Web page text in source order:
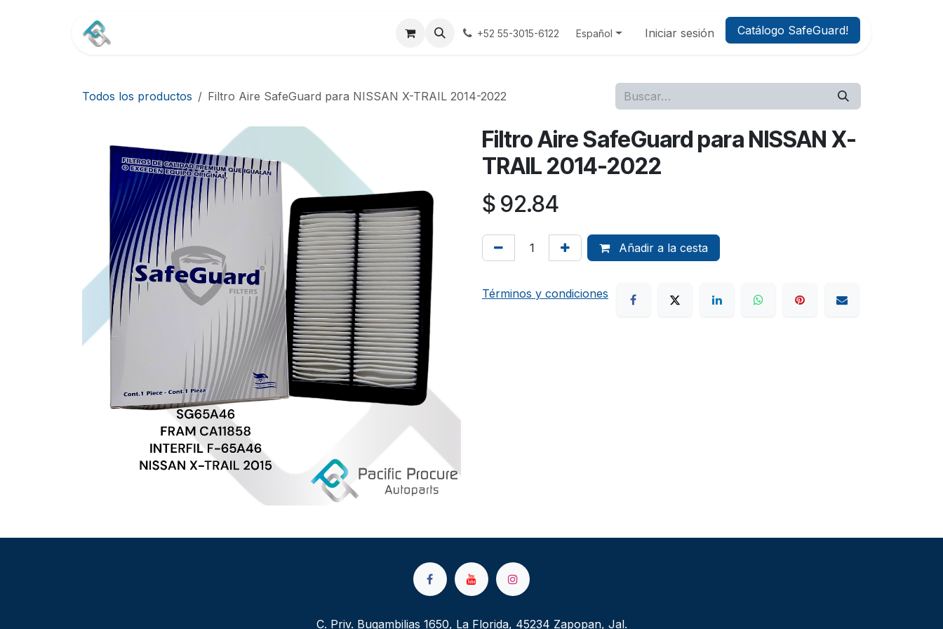
Terminos y Condiciones Aviso Privacidad
+52 55-3015-6122 Español Iniciar sesión Catálogo SafeGuard!
Todos los productos Filtro Aire SafeGuard para NISSAN X-TRAIL 2014-2022
Filtro Aire SafeGuard para NISSAN X-
TRAIL 2014-2022
$ 92.84
Añadir a la cesta
Términos y condiciones
C. Priv. Bugambilias 1650, La Florida, 45234 Zapopan, Jal.